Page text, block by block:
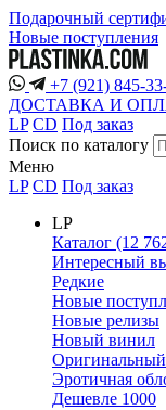
Подарочный
Новые поступления
+7 (921) 845-
ДОСТАВКА И
LP CD Под заказ
Поиск по каталогу
Меню
LP CD Под заказ
LP
Каталог (12
Интересный
Редкие
Новые
Новые релизы
Новый винил
Эротичная
Дешевле 1000